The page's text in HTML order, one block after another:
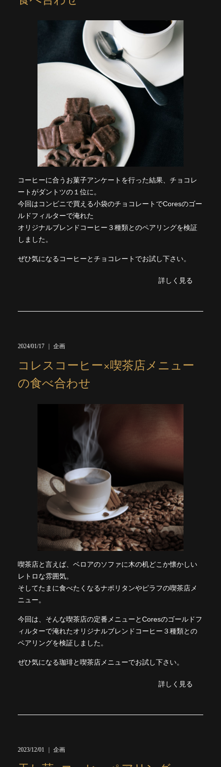
コーヒーに合うお菓子アンケートを行った結果、チョコレ
ートがダントツの１位に。
今回はコンビニで買える小袋のチョコレートでCoresのゴー
ルドフィルターで淹れた
オリジナルブレンドコーヒー３種類とのペアリングを検証
しました。
ぜひ気になるコーヒーとチョコレートでお試し下さい。
詳しく見る
2024/01/17 企画
コレスコーヒー×喫茶店メニュー
の食べ合わせ
喫茶店と言えば、ベロアのソファに木の机どこか懐かしい
レトロな雰囲気。
そしてたまに食べたくなるナポリタンやピラフの喫茶店メ
ニュー。
今回は、そんな喫茶店の定番メニューとCoresのゴールドフ
ィルターで淹れたオリジナルブレンドコーヒー３種類との
ペアリングを検証しました。
ぜひ気になる珈琲と喫茶店メニューでお試し下さい。
詳しく見る
2023/12/01 企画